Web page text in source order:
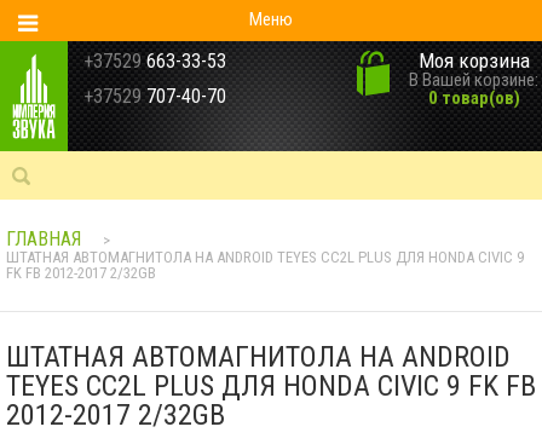
Меню
+37529 663-33-53
+37529 707-40-70
Моя корзина
В Вашей корзине:
0 товар(ов)
ГЛАВНАЯ
>
ШТАТНАЯ АВТОМАГНИТОЛА НА ANDROID TEYES CC2L PLUS ДЛЯ HONDA CIVIC 9
FK FB 2012-2017 2/32GB
ШТАТНАЯ АВТОМАГНИТОЛА НА ANDROID
TEYES CC2L PLUS ДЛЯ HONDA CIVIC 9 FK FB
2012-2017 2/32GB